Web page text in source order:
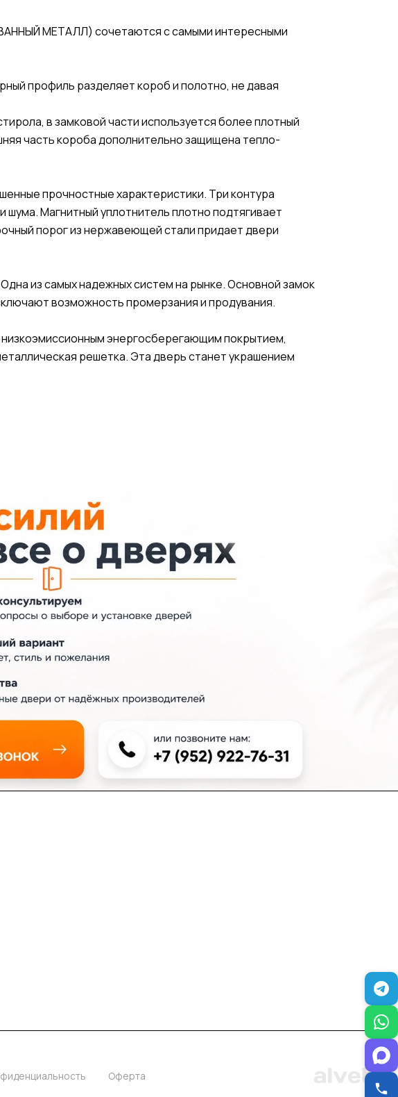
МЕТАЛЛ) сочетаются с самыми интересными
профиль разделяет короб и полотно, не давая
в замковой части используется более плотный
часть короба дополнительно защищена тепло-
прочностные характеристики. Три контура
Магнитный уплотнитель плотно подтягивает
порог из нержавеющей стали придает двери
из самых надежных систем на рынке. Основной замок
возможность промерзания и продувания.
энергосберегающим покрытием,
решетка. Эта дверь станет украшением
Оферта